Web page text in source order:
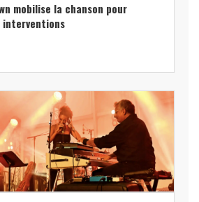
mobilise la chanson pour
interventions